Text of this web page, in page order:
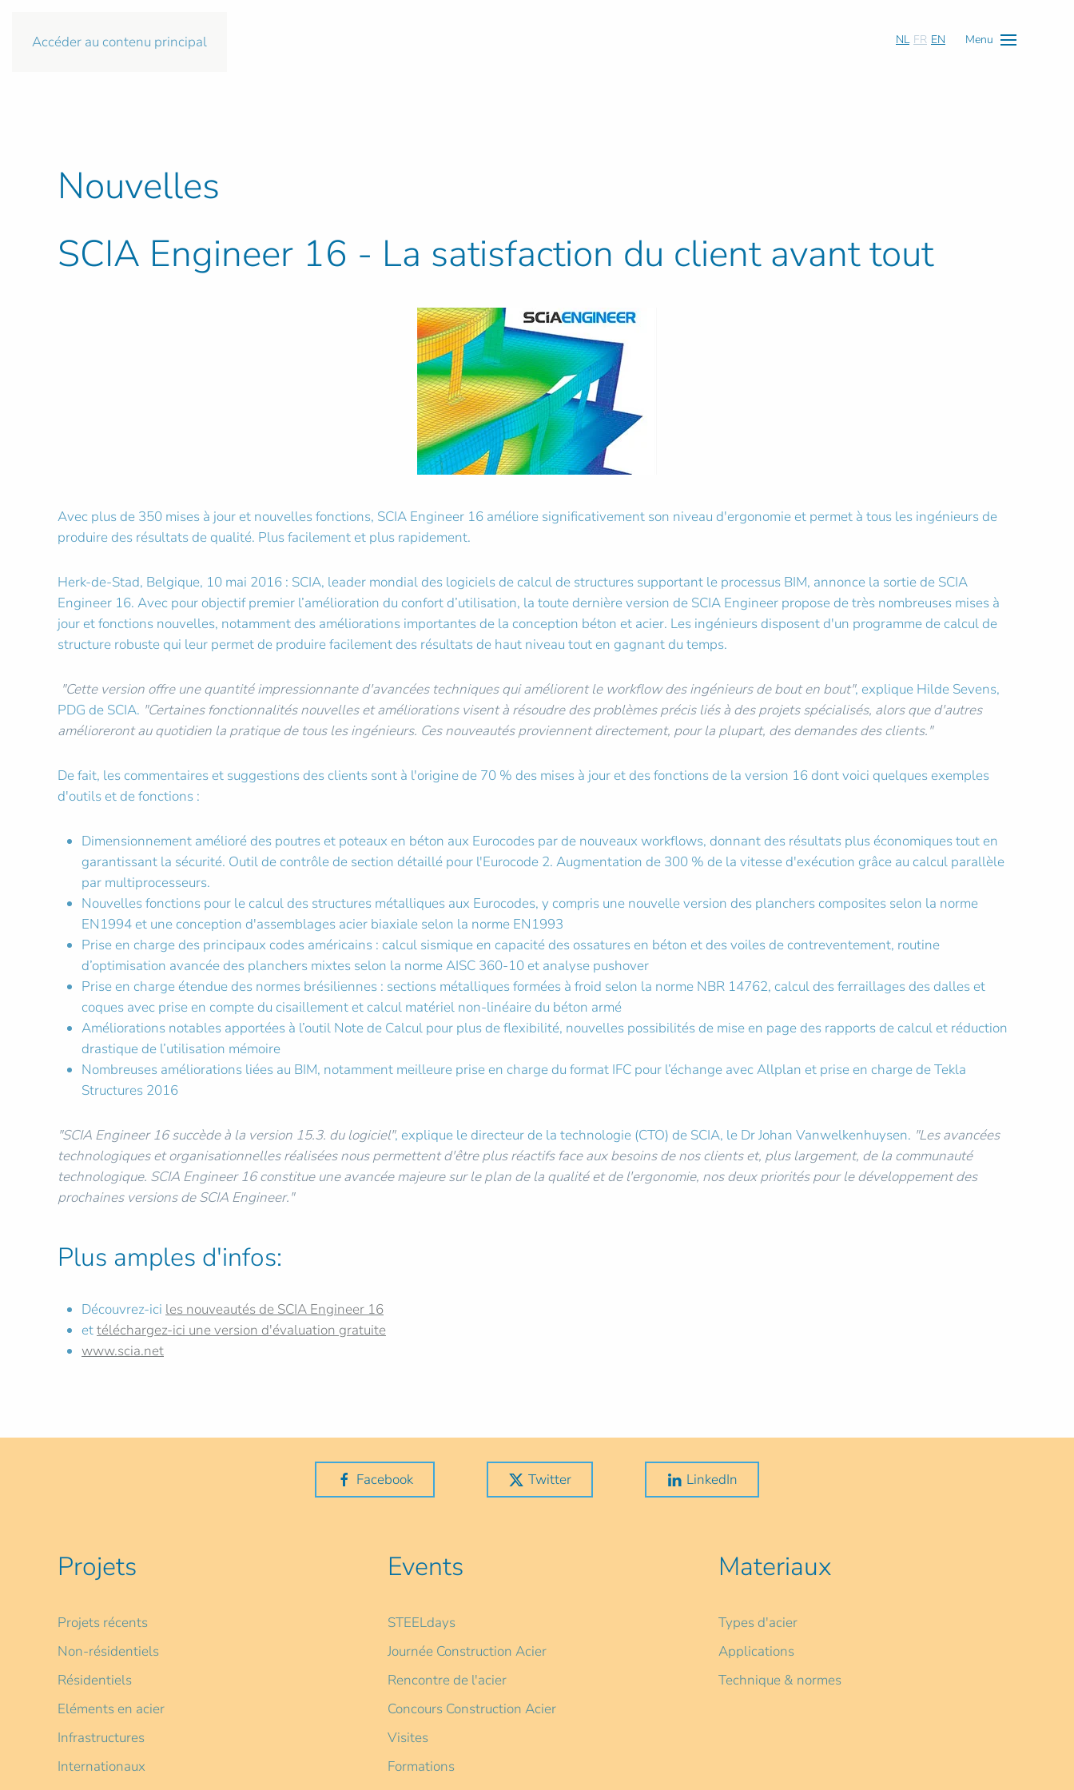
Accéder au contenu principal NL FR EN Menu
Nouvelles
SCIA Engineer 16 - La satisfaction du client avant tout
Avec plus de 350 mises à jour et nouvelles fonctions, SCIA Engineer 16 améliore significativement son niveau d'ergonomie et permet à tous les ingénieurs de
produire des résultats de qualité. Plus facilement et plus rapidement.
Herk-de-Stad, Belgique, 10 mai 2016 : SCIA, leader mondial des logiciels de calcul de structures supportant le processus BIM, annonce la sortie de SCIA
Engineer 16. Avec pour objectif premier l’amélioration du confort d’utilisation, la toute dernière version de SCIA Engineer propose de très nombreuses mises à
jour et fonctions nouvelles, notamment des améliorations importantes de la conception béton et acier. Les ingénieurs disposent d'un programme de calcul de
structure robuste qui leur permet de produire facilement des résultats de haut niveau tout en gagnant du temps.
"Cette version offre une quantité impressionnante d'avancées techniques qui améliorent le workflow des ingénieurs de bout en bout", explique Hilde Sevens,
PDG de SCIA. "Certaines fonctionnalités nouvelles et améliorations visent à résoudre des problèmes précis liés à des projets spécialisés, alors que d'autres
amélioreront au quotidien la pratique de tous les ingénieurs. Ces nouveautés proviennent directement, pour la plupart, des demandes des clients."
De fait, les commentaires et suggestions des clients sont à l'origine de 70 % des mises à jour et des fonctions de la version 16 dont voici quelques exemples
d'outils et de fonctions :
Dimensionnement amélioré des poutres et poteaux en béton aux Eurocodes par de nouveaux workflows, donnant des résultats plus économiques tout en
garantissant la sécurité. Outil de contrôle de section détaillé pour l'Eurocode 2. Augmentation de 300 % de la vitesse d'exécution grâce au calcul parallèle
par multiprocesseurs.
Nouvelles fonctions pour le calcul des structures métalliques aux Eurocodes, y compris une nouvelle version des planchers composites selon la norme
EN1994 et une conception d'assemblages acier biaxiale selon la norme EN1993
Prise en charge des principaux codes américains : calcul sismique en capacité des ossatures en béton et des voiles de contreventement, routine
d’optimisation avancée des planchers mixtes selon la norme AISC 360-10 et analyse pushover
Prise en charge étendue des normes brésiliennes : sections métalliques formées à froid selon la norme NBR 14762, calcul des ferraillages des dalles et
coques avec prise en compte du cisaillement et calcul matériel non-linéaire du béton armé
Améliorations notables apportées à l’outil Note de Calcul pour plus de flexibilité, nouvelles possibilités de mise en page des rapports de calcul et réduction
drastique de l’utilisation mémoire
Nombreuses améliorations liées au BIM, notamment meilleure prise en charge du format IFC pour l’échange avec Allplan et prise en charge de Tekla
Structures 2016
"SCIA Engineer 16 succède à la version 15.3. du logiciel", explique le directeur de la technologie (CTO) de SCIA, le Dr Johan Vanwelkenhuysen. "Les avancées
technologiques et organisationnelles réalisées nous permettent d'être plus réactifs face aux besoins de nos clients et, plus largement, de la communauté
technologique. SCIA Engineer 16 constitue une avancée majeure sur le plan de la qualité et de l'ergonomie, nos deux priorités pour le développement des
prochaines versions de SCIA Engineer."
Plus amples d'infos:
Découvrez-ici les nouveautés de SCIA Engineer 16
ettéléchargez-ici une version d'évaluation gratuite
www.scia.net
Facebook Twitter LinkedIn
Projets
Projets récents
Non-résidentiels
Résidentiels
Eléments en acier
Infrastructures
Internationaux
Events
STEELdays
Journée Construction Acier
Rencontre de l'acier
Concours Construction Acier
Visites
Formations
Materiaux
Types d'acier
Applications
Technique & normes